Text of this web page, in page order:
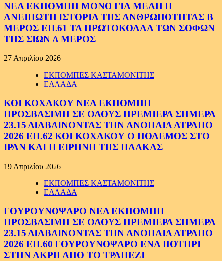
ΝΕΑ ΕΚΠΟΜΠΗ ΜΟΝΟ ΓΙΑ ΜΕΛΗ Η
ΑΝΕΙΠΩΤΗ ΙΣΤΟΡΙΑ ΤΗΣ ΑΝΘΡΩΠΟΤΗΤΑΣ Β
ΜΕΡΟΣ ΕΠ.61 ΤΑ ΠΡΩΤΟΚΟΛΛΑ ΤΩΝ ΣΟΦΩΝ
ΤΗΣ ΣΙΩΝ Α ΜΕΡΟΣ
27 Απριλίου 2026
ΕΚΠΟΜΠΕΣ ΚΑΣΤΑΜΟΝΙΤΗΣ
ΕΛΛΑΔΑ
ΚΟΙ ΚΟΧΑΚΟΥ ΝΕΑ ΕΚΠΟΜΠΗ
ΠΡΟΣΒΑΣΙΜΗ ΣΕ ΟΛΟΥΣ ΠΡΕΜΙΕΡΑ ΣΗΜΕΡΑ
23.15 ΔΙΑΒΑΙΝΟΝΤΑΣ ΤΗΝ ΑΝΟΠΑΙΑ ΑΤΡΑΠΟ
2026 ΕΠ.62 ΚΟΙ ΚΟΧΑΚΟΥ Ο ΠΟΛΕΜΟΣ ΣΤΟ
ΙΡΑΝ ΚΑΙ Η ΕΙΡΗΝΗ ΤΗΣ ΠΛΑΚΑΣ
19 Απριλίου 2026
ΕΚΠΟΜΠΕΣ ΚΑΣΤΑΜΟΝΙΤΗΣ
ΕΛΛΑΔΑ
ΓΟΥΡΟΥΝΟΨΑΡΟ ΝΕΑ ΕΚΠΟΜΠΗ
ΠΡΟΣΒΑΣΙΜΗ ΣΕ ΟΛΟΥΣ ΠΡΕΜΙΕΡΑ ΣΗΜΕΡΑ
23.15 ΔΙΑΒΑΙΝΟΝΤΑΣ ΤΗΝ ΑΝΟΠΑΙΑ ΑΤΡΑΠΟ
2026 ΕΠ.60 ΓΟΥΡΟΥΝΟΨΑΡΟ ΕΝΑ ΠΟΤΗΡΙ
ΣΤΗΝ ΑΚΡΗ ΑΠΟ ΤΟ ΤΡΑΠΕΖΙ